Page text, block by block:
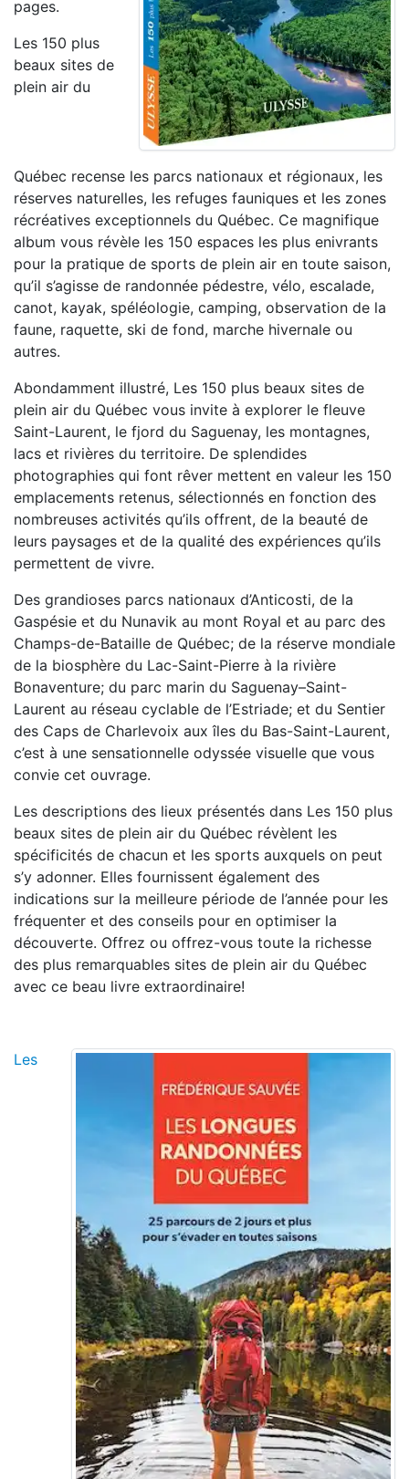
pages.
Les 150 plus
beaux sites de
plein air du
Québec recense les parcs nationaux et régionaux, les
réserves naturelles, les refuges fauniques et les zones
récréatives exceptionnels du Québec. Ce magnifique
album vous révèle les 150 espaces les plus enivrants
pour la pratique de sports de plein air en toute saison,
qu’il s’agisse de randonnée pédestre, vélo, escalade,
canot, kayak, spéléologie, camping, observation de la
faune, raquette, ski de fond, marche hivernale ou
autres.
Abondamment illustré, Les 150 plus beaux sites de
plein air du Québec vous invite à explorer le fleuve
Saint-Laurent, le fjord du Saguenay, les montagnes,
lacs et rivières du territoire. De splendides
photographies qui font rêver mettent en valeur les 150
emplacements retenus, sélectionnés en fonction des
nombreuses activités qu’ils offrent, de la beauté de
leurs paysages et de la qualité des expériences qu’ils
permettent de vivre.
Des grandioses parcs nationaux d’Anticosti, de la
Gaspésie et du Nunavik au mont Royal et au parc des
Champs-de-Bataille de Québec; de la réserve mondiale
de la biosphère du Lac-Saint-Pierre à la rivière
Bonaventure; du parc marin du Saguenay–Saint-
Laurent au réseau cyclable de l’Estriade; et du Sentier
des Caps de Charlevoix aux îles du Bas-Saint-Laurent,
c’est à une sensationnelle odyssée visuelle que vous
convie cet ouvrage.
Les descriptions des lieux présentés dans Les 150 plus
beaux sites de plein air du Québec révèlent les
spécificités de chacun et les sports auxquels on peut
s’y adonner. Elles fournissent également des
indications sur la meilleure période de l’année pour les
fréquenter et des conseils pour en optimiser la
découverte. Offrez ou offrez-vous toute la richesse
des plus remarquables sites de plein air du Québec
avec ce beau livre extraordinaire!
Les